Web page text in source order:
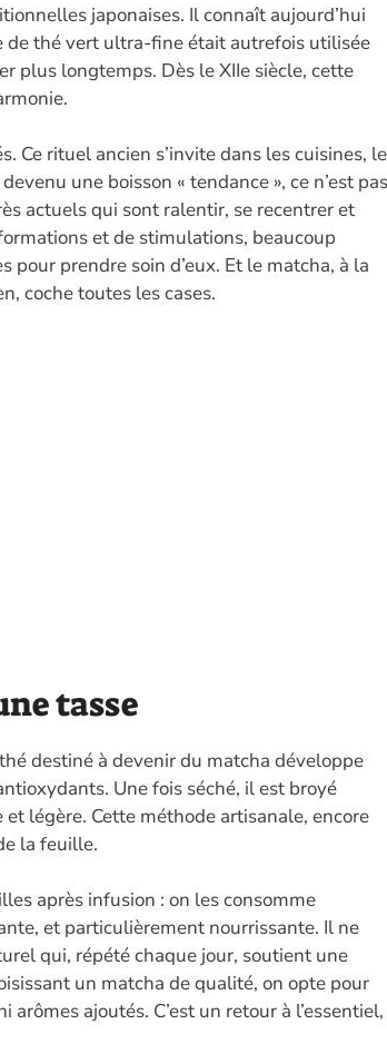
at
s
A
p
p
ai
l
p
y
n
k
japonaises. Il connaît aujourd’hui
de thé vert ultra-fine était autrefois utilisée
plus longtemps. Dès le XIIe siècle, cette
Ce rituel ancien s’invite dans les cuisines,
une boisson « tendance », ce n’est pas
actuels qui sont ralentir, se recentrer et
et de stimulations, beaucoup
prendre soin d’eux. Et le matcha, à la
coche toutes les cases.
tasse
destiné à devenir du matcha développe
Une fois séché, il est broyé
légère. Cette méthode artisanale, encore
la feuille.
après infusion : on les consomme
et particulièrement nourrissante. Il ne
qui, répété chaque jour, soutient une
un matcha de qualité, on opte pour
ajoutés. C’est un retour à l’essentiel,